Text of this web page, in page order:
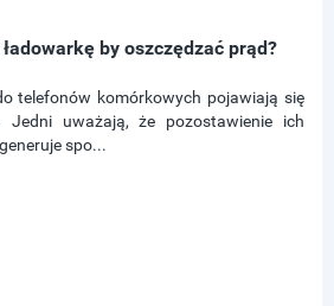
by oszczędzać prąd?
telefonów komórkowych pojawiają się
Jedni uważają, że pozostawienie ich
spo...